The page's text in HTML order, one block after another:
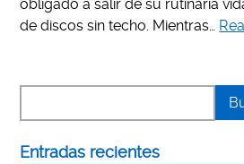
obligado a salir de su rutinaria
de discos sin techo. Mientras…
Entradas recientes